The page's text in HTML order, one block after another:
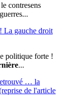
contresens
La gauche droit
politique forte !
...
… la
de l'article